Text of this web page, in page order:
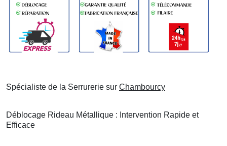
Spécialiste de la Serrurerie sur Chambourcy
Déblocage Rideau Métallique : Intervention Rapide et
Efficace